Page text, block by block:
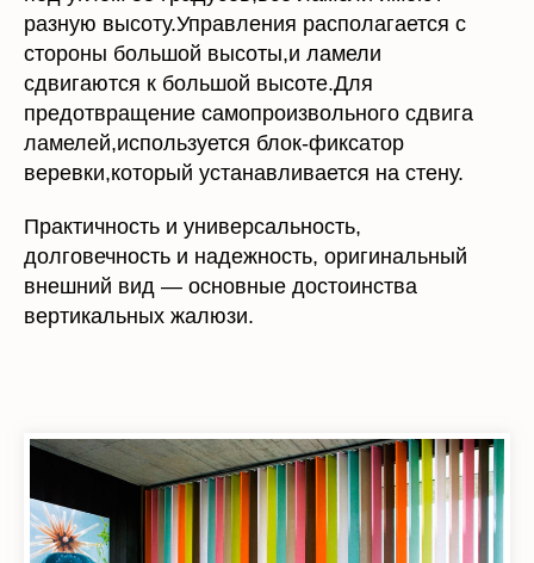
стороны большой высоты,и ламели
сдвигаются к большой высоте.Для
предотвращение самопроизвольного сдвига
ламелей,используется блок-фиксатор
веревки,который устанавливается на стену.
Практичность и универсальность,
долговечность и надежность, оригинальный
внешний вид — основные достоинства
вертикальных жалюзи.